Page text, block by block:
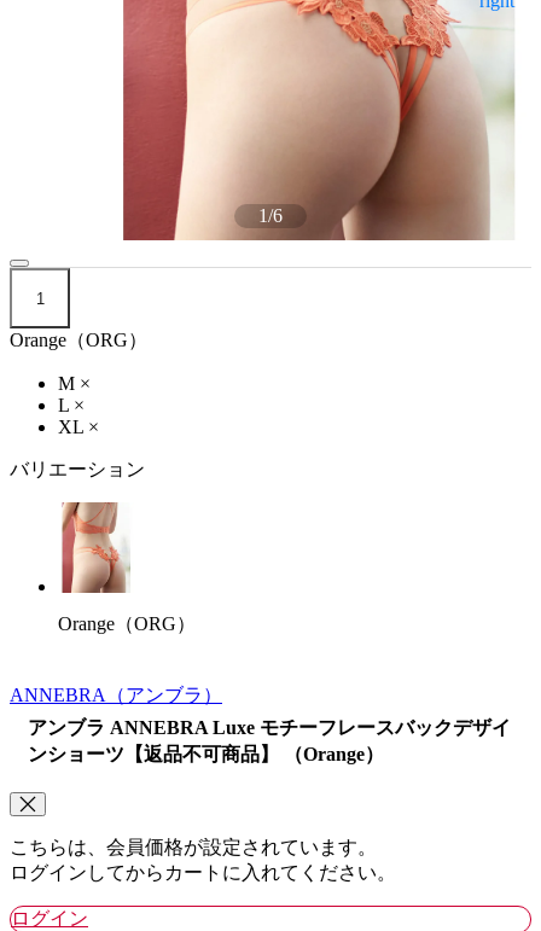
1/6
1
Orange（ORG）
M ×
L ×
XL ×
バリエーション
Orange（ORG）
ANNEBRA （アンブラ）
アンブラ ANNEBRA Luxe モチーフレースバックデザイ
ンショーツ【返品不可商品】 （Orange）
こちらは、会員価格が設定されています。
ログインしてからカートに入れてください。
ログイン